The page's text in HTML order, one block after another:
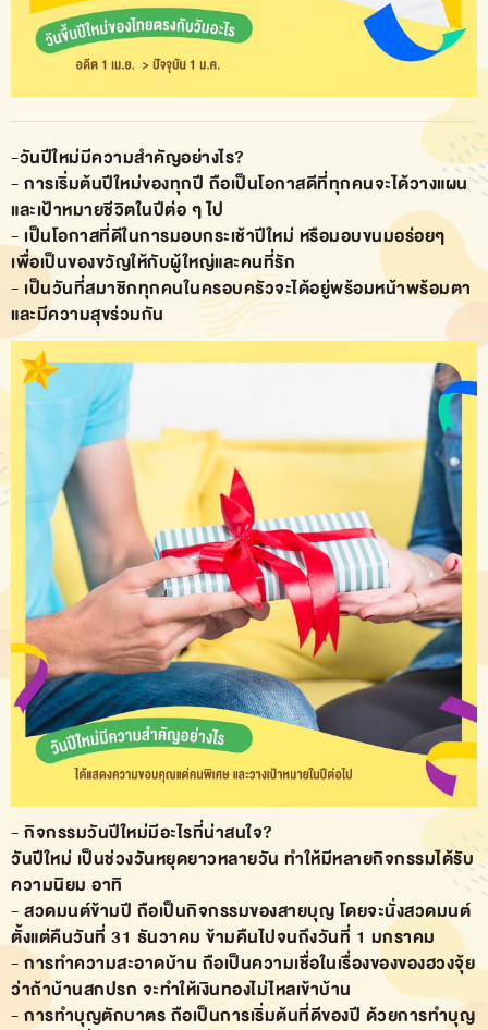
-วันปีใหม่มีความสําคัญอย่างไร?
- การเริ่มต้นปีใหม่ของทุกปี ถือเป็นโอกาสดีที่ทุกคนจะได้วางแผน
และเป้าหมายชีวิตในปีต่อ ๆ ไป
- เป็นโอกาสที่ดีในการมอบกระเช้าปีใหม่ หรือมอบขนมอร่อยๆ
เพื่อเป็นของขวัญให้กับผู้ใหญ่และคนที่รัก
- เป็นวันที่สมาชิกทุกคนในครอบครัวจะได้อยู่พร้อมหน้าพร้อมตา
และมีความสุขร่วมกัน
- กิจกรรมวันปีใหม่มีอะไรที่น่าสนใจ?
วันปีใหม่ เป็นช่วงวันหยุดยาวหลายวัน ทำให้มีหลายกิจกรรมได้รับ
ความนิยม อาทิ
- สวดมนต์ข้ามปี ถือเป็นกิจกรรมของสายบุญ โดยจะนั่งสวดมนต์
ตั้งแต่คืนวันที่ 31 ธันวาคม ข้ามคืนไปจนถึงวันที่ 1 มกราคม
- การทำความสะอาดบ้าน ถือเป็นความเชื่อในเรื่องของของฮวงจุ้ย
ว่าถ้าบ้านสกปรก จะทำให้เงินทองไม่ไหลเข้าบ้าน
- การทำบุญตักบาตร ถือเป็นการเริ่มต้นที่ดีของปี ด้วยการทำบุญ